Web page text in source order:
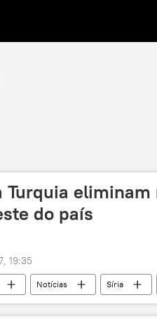
Turquia
do país
19:35
Notícias Síria
PKK curdos